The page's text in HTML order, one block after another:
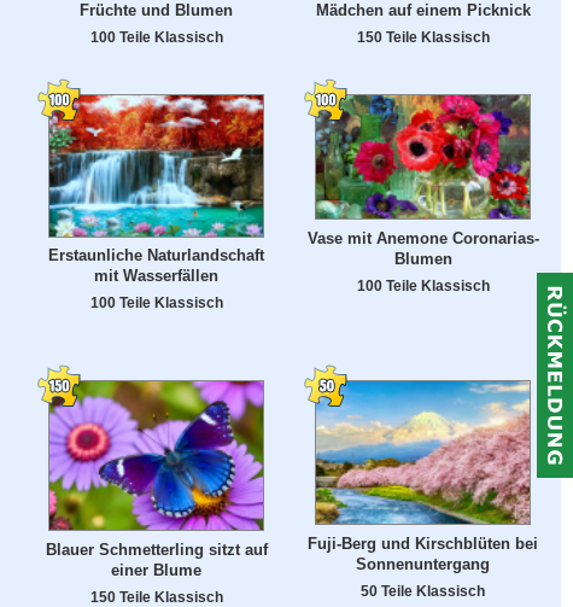
Früchte und Blumen
100 Teile Klassisch
Mädchen auf einem Picknick
150 Teile Klassisch
Erstaunliche Naturlandschaft
mit Wasserfällen
100 Teile Klassisch
Vase mit Anemone Coronarias-
Blumen
100 Teile Klassisch
Blauer Schmetterling sitzt auf
einer Blume
150 Teile Klassisch
Fuji-Berg und Kirschblüten bei
Sonnenuntergang
50 Teile Klassisch